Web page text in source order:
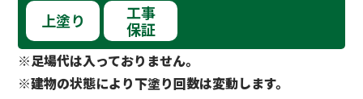
上塗り
工事
保証
※足場代は入っておりません。
※建物の状態により下塗り回数は変動します。